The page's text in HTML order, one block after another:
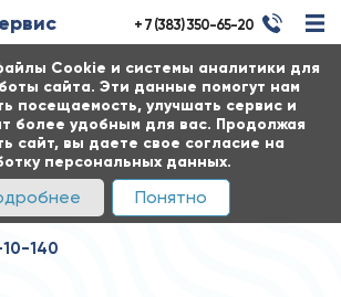
Cookie и системы аналитики для
сайта. Эти данные помогут нам
посещаемость, улучшать сервис и
более удобным для вас. Продолжая
сайт, вы даете свое согласие на
персональных данных.
Понятно
+ 7 (383) 350-65-20
140